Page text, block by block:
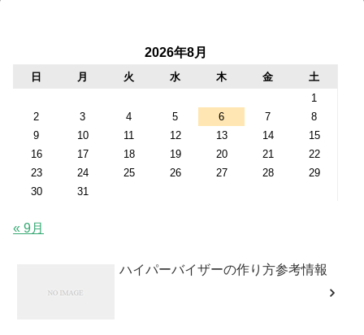
2026年8月
日 月 火 水 木 金
土
1
2
3 4 5 6 7
8
9
10 11 12 13 14
15
16
17 18 19 20 21
22
23
24 25 26 27 28
29
30
31
« 9月
ハイパーバイザーの作り方参考情報